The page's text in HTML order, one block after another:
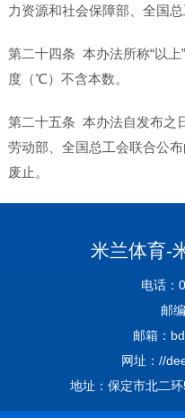
力资源和社会保障部、全国总
第二十四条 本办法所称“以
度（℃）不含本数。
第二十五条 本办法自发布之
劳动部、全国总工会联合公
废止。
米兰体育-
电话：
邮
邮箱：
网址：//
地址：保定市北二